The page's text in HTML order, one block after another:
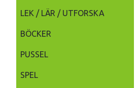
LEK / LÄR / UTFORSKA
BÖCKER
PUSSEL
SPEL